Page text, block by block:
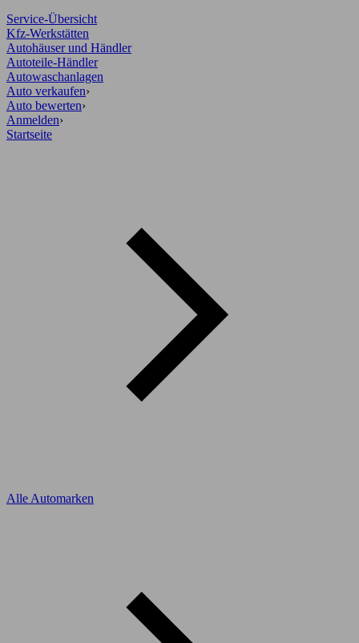
Service-Übersicht
Kfz-Werkstätten
Autohäuser und Händler
Autoteile-Händler
Autowaschanlagen
Auto verkaufen›
Auto bewerten›
Anmelden›
Startseite
Alle Automarken